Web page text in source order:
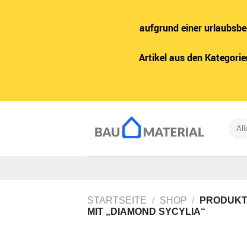
aufgrund einer
Artikel aus den
STARTSEITE / SHOP /
MIT „DIAMOND SYCYLIA“